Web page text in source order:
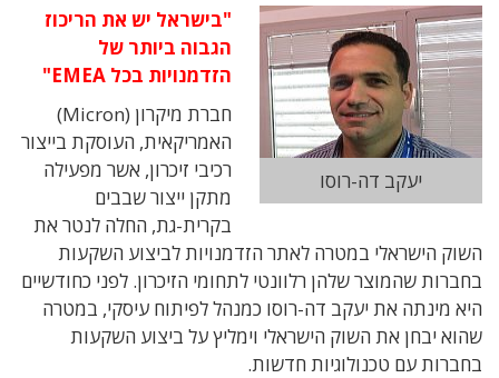
יעקב דה-רוסו
"בישראל יש את הריכוז
הגבוה ביותר של
הזדמנויות בכל EMEA"
חברת מיקרון (Micron)
האמריקאית, העוסקת בייצור
רכיבי זיכרון, אשר מפעילה
מתקן ייצור שבבים
בקרית-גת, החלה לנטר את
השוק הישראלי במטרה לאתר הזדמנויות לביצוע השקעות
בחברות שהמוצר שלהן רלוונטי לתחומי הזיכרון. לפני כחודשיים
היא מינתה את יעקב דה-רוסו כמנהל לפיתוח עיסקי, במטרה
שהוא יבחן את השוק הישראלי וימליץ על ביצוע השקעות
בחברות עם טכנולוגיות חדשות.